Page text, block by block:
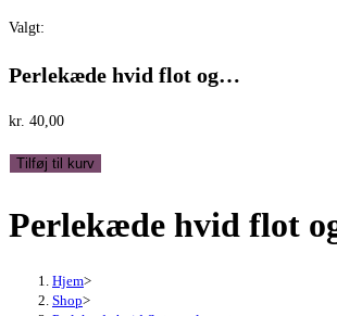
Valgt:
Perlekæde hvid flot og…
kr. 40,00
Perlekæde
flot
Tilføj til kurv
Perlekæde hvid flot
Hjem>
Shop>